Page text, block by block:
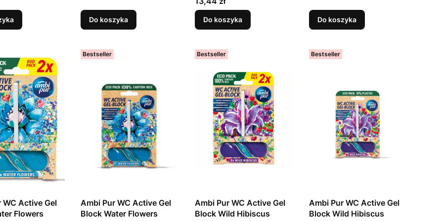
Do koszyka Do koszyka Do koszyka
WC Active Gel
Flowers
Bestseller
Ambi Pur WC Active Gel
Block Water Flowers
Bestseller
Ambi Pur WC Active Gel
Block Wild Hibiscus
Bestseller
Ambi Pur WC Active Gel
Block Wild Hibiscus